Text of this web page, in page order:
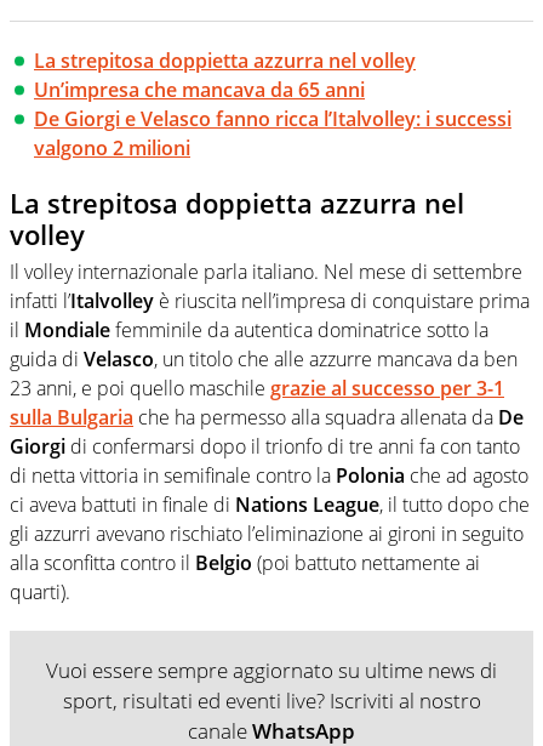
La strepitosa doppietta azzurra nel volley
Un’impresa che mancava da 65 anni
De Giorgi e Velasco fanno ricca l’Italvolley: i successi
valgono 2 milioni
La strepitosa doppietta azzurra nel
volley
Il volley internazionale parla italiano. Nel mese di settembre
infatti l’Italvolley è riuscita nell’impresa di conquistare prima
il Mondialefemminile da autentica dominatrice sotto la
guida di Velasco, un titolo che alle azzurre mancava da ben
23 anni, e poi quello maschile grazie al successo per 3-1
sulla Bulgaria che ha permesso alla squadra allenata da De
Giorgi di confermarsi dopo il trionfo di tre anni fa con tanto
di netta vittoria in semifinale contro la Polonia che ad agosto
ci aveva battuti in finale di Nations League, il tutto dopo che
gli azzurri avevano rischiato l’eliminazione ai gironi in seguito
alla sconfitta contro il Belgio (poi battuto nettamente ai
quarti).
Vuoi essere sempre aggiornato su ultime news di
sport, risultati ed eventi live? Iscriviti al nostro
canaleWhatsApp